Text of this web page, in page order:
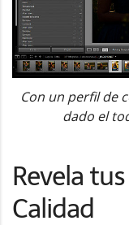
Con un perfil de
dado el
Revela
Calidad